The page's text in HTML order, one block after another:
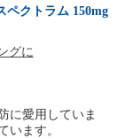
ペクトラム 150mg
グに
に愛用していま
います。